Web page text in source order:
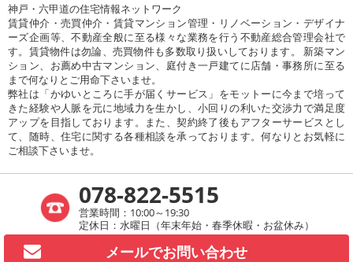
神戸・六甲道の住宅情報ネットワーク
賃貸仲介・売買仲介・賃貸マンション管理・リノベーション・デザイナ
ーズ企画等、不動産全般に至る様々な業務を行う不動産総合管理会社で
す。賃貸物件は勿論、売買物件も多数取り扱いしております。 新築マン
ション、お薦め中古マンション、庭付き一戸建てに店舗・事務所に至る
まで何なりとご用命下さいませ。
弊社は「かゆいところに手が届くサービス」をモットーに今まで培って
きた経験や人脈を元に地域力を生かし、小回りの利いた交渉力で満足度
アップを目指しております。また、契約終了後もアフターサービスとし
て、随時、住宅に関する各種相談を承っております。何なりとお気軽に
ご相談下さいませ。
078-822-5515
営業時間：10:00～19:30
定休日：水曜日（年末年始・春季休暇・お盆休み）
メールでお問い合わせ